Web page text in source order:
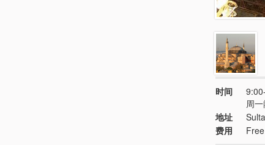
时间
周
地址
费用
Free